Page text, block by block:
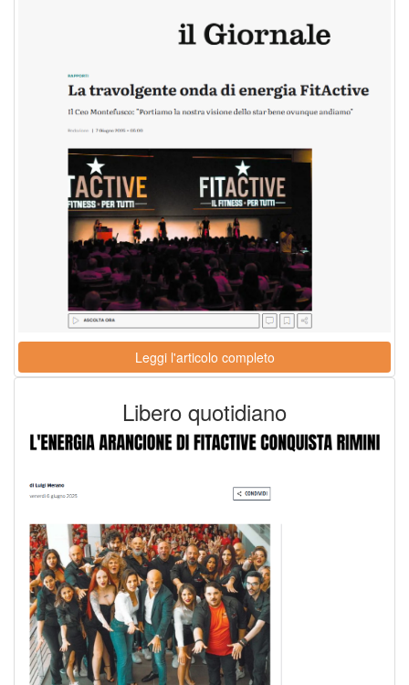
Leggi l'articolo completo
Libero quotidiano